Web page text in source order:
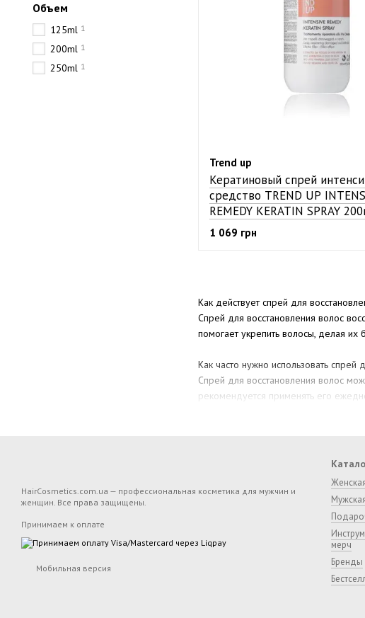
Как действует спрей для
Спрей для восстановления волос
помогает укрепить волосы, делая
Как часто нужно использовать спрей
Спрей для восстановления волос
рекомендуется применять его
помогают поддерживать их
Trend up
Кератиновый спрей
средство TREND UP
REMEDY KERATIN SPRAY
1 069 грн
Объем
125ml 1
200ml 1
250ml 1
HairCosmetics.com.ua — профессиональная косметика для мужчин и
женщин. Все права защищены.
Принимаем к оплате
Мобильная версия
мерч
Бренды